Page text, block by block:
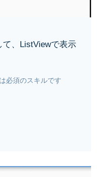
て、ListViewで表示
必須のスキルです